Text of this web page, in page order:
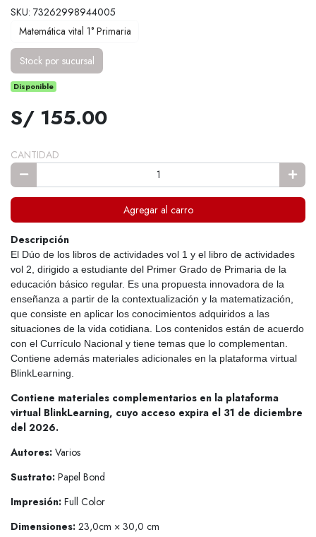
SKU: 73262998944005
Matemática vital 1° Primaria
Stock por sucursal
Disponible
S/ 155.00
CANTIDAD
Agregar al carro
Descripción
El Dúo de los libros de actividades vol 1 y el libro de actividades
vol 2, dirigido a estudiante del Primer Grado de Primaria de la
educación básico regular. Es una propuesta innovadora de la
enseñanza a partir de la contextualización y la matematización,
que consiste en aplicar los conocimientos adquiridos a las
situaciones de la vida cotidiana. Los contenidos están de acuerdo
con el Currículo Nacional y tiene temas que lo complementan.
Contiene además materiales adicionales en la plataforma virtual
BlinkLearning.
Contiene materiales complementarios en la plataforma
virtual BlinkLearning, cuyo acceso expira el 31 de diciembre
del 2026.
Autores: Varios
Sustrato: Papel Bond
Impresión: Full Color
Dimensiones: 23,0cm × 30,0 cm